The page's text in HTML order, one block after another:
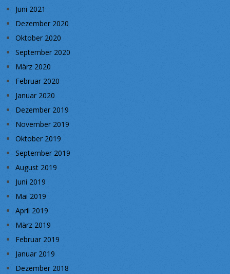
Juni 2021
Dezember 2020
Oktober 2020
September 2020
März 2020
Februar 2020
Januar 2020
Dezember 2019
November 2019
Oktober 2019
September 2019
August 2019
Juni 2019
Mai 2019
April 2019
März 2019
Februar 2019
Januar 2019
Dezember 2018